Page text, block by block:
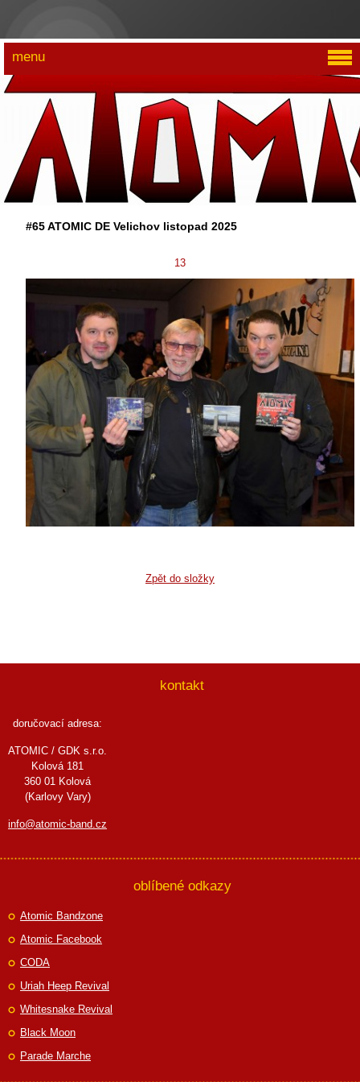
#65 ATOMIC DE Velichov listopad 2025
13
Zpět do složky
menu
kontakt
doručovací adresa:
ATOMIC / GDK s.r.o.
Kolová 181
360 01 Kolová
(Karlovy Vary)
info@atomic-band.cz
oblíbené odkazy
Atomic Bandzone
Atomic Facebook
CODA
Uriah Heep Revival
Whitesnake Revival
Black Moon
Parade Marche